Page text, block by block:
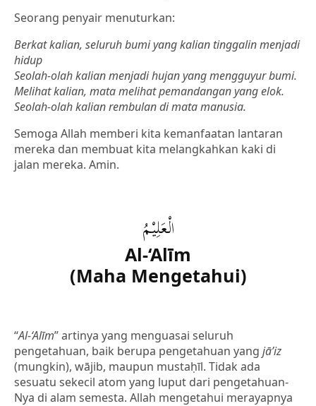
Seorang penyair menuturkan:
Berkat kalian, seluruh bumi yang kalian tinggalin menjadi
hidup
Seolah-olah kalian menjadi hujan yang mengguyur bumi.
Melihat kalian, mata melihat pemandangan yang elok.
Seolah-olah kalian rembulan di mata manusia.
Semoga Allah memberi kita kemanfaatan lantaran
mereka dan membuat kita melangkahkan kaki di
jalan mereka. Amin.
الْعَلِيْمُ
Al-‘Alīm
(Maha Mengetahui)
“Al-‘Alīm” artinya yang menguasai seluruh
pengetahuan, baik berupa pengetahuan yang jā’iz
(mungkin), wājib, maupun mustaḥīl. Tidak ada
sesuatu sekecil atom yang luput dari pengetahuan-
Nya di alam semesta. Allah mengetahui merayapnya